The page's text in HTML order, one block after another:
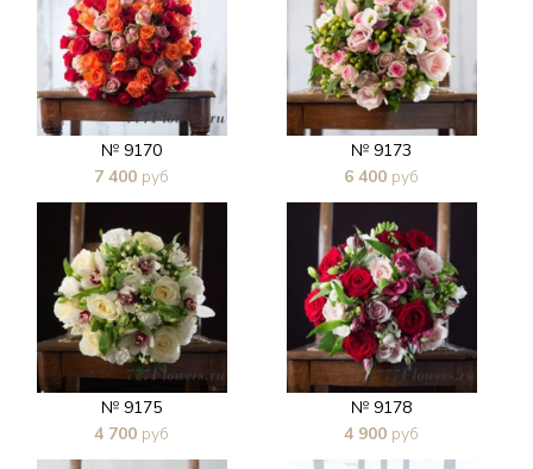
№ 9170
7 400 руб
№ 9173
6 400 руб
№ 9175
4 700 руб
№ 9178
4 900 руб